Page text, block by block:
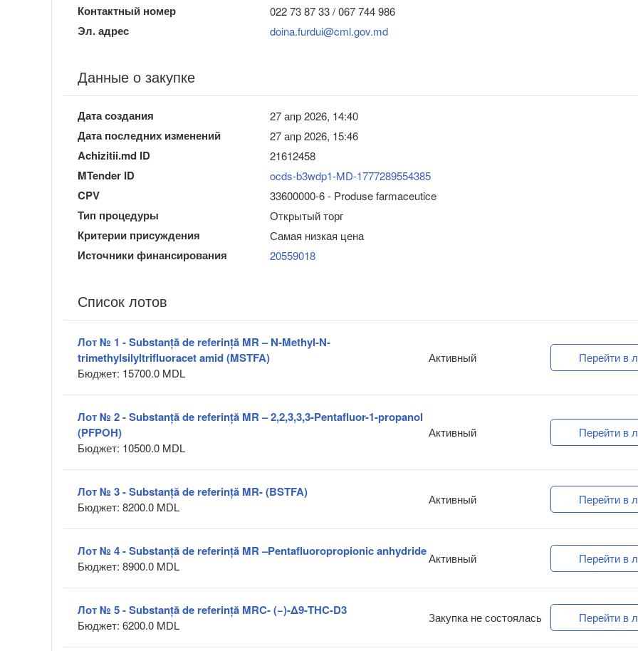
Контактный номер 022 73 87 33 / 067 744 986
Эл. адрес doina.furdui@cml.gov.md
Данные о закупке
Дата создания 27 апр 2026, 14:40
Дата последних изменений 27 апр 2026, 15:46
Achizitii.md ID 21612458
MTender ID ocds-b3wdp1-MD-1777289554385
CPV 33600000-6 - Produse farmaceutice
Тип процедуры Открытый торг
Критерии присуждения Самая низкая цена
Источники финансирования 20559018
Список лотов
Лот № 1 - Substanță de referință MR – N-Methyl-N-
trimethylsilyltrifluoracet amid (MSTFA)
Бюджет: 15700.0 MDL
Активный Перейти в
Лот № 2 - Substanță de referință MR – 2,2,3,3,3-Pentafluor-1-propanol
(PFPOH)
Бюджет: 10500.0 MDL
Активный Перейти в
Лот № 3 - Substanță de referință MR- (BSTFA)
Бюджет: 8200.0 MDL
Активный Перейти в
Лот № 4 - Substanță de referință MR –Pentafluoropropionic anhydride
Бюджет: 8900.0 MDL
Активный Перейти в
Лот № 5 - Substanță de referință MRC- (−)-Δ9-THC-D3
Бюджет: 6200.0 MDL
Закупка не состоялась Перейти в